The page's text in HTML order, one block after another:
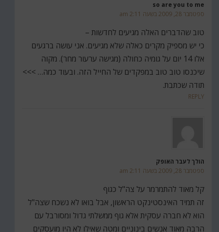
so are you to me
ספטמבר 28, 2009 בשעה 2:11 am
טוב שהדברים האלה מגיעים לחדשות –
כי יש מספיק מקרים כאלה שלא מגיעים. אני עושה ברגעים
אלו 14 יום על גומיה כחולה (מגישה ערעור מחר). מקוה
שיכנסו טוב טוב במפקדים של החייל הזה. ובעוד כמה… >>>
תודה שכתבת.
REPLY
הולך לעבר האופק
ספטמבר 28, 2009 בשעה 2:11 am
קל מאוד להתמרמר על צה"ל כגוף
זה תמיד האינסטינקט הראשון, אבל בואו לא נשכח שצה"ל
הוא לא חברה עסקית אלא גוף ממשלתי גדול ומסורבל עם
הרבה מאוד אנשים בינוניים ומטה שאילו לא היו מועסקים